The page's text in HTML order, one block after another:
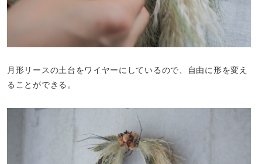
月形リースの土台をワイヤーにしているので、自由に形を変え
ることができる。